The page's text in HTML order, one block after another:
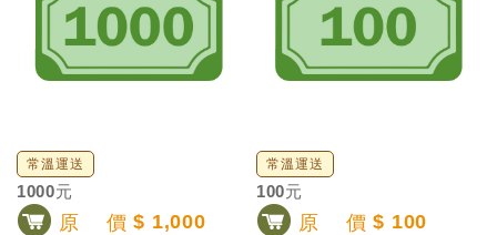
常溫運送
1000元
原價 $ 1,000
常溫運送
100元
原價 $ 100